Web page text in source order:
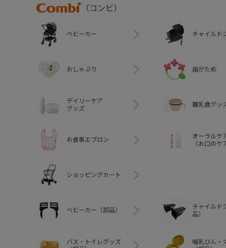
Combi
（コンビ）
ベビーカー チャイルド
おしゃぶり 歯がため
デイリーケア
グッズ
離乳食グッ
お食事エプロン
オーラルケ
（お口のケ
ショッピングカート
ベビーカー（部品）
チャイルド
品）
バス・トイレグッズ
哺乳びん・